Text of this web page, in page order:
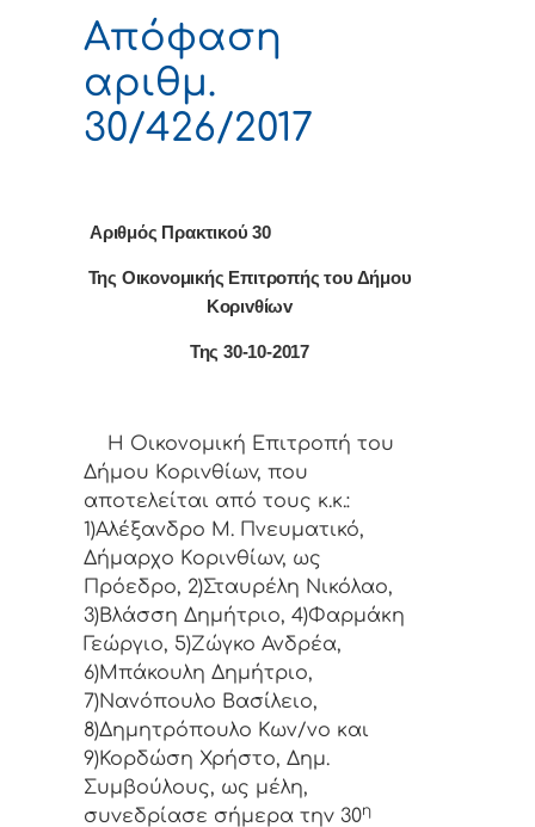
Απόφαση
αριθμ.
30/426/2017
Αριθμός Πρακτικού 30
Της Οικονομικής Επιτρoπής τoυ Δήμoυ
Κoριvθίωv
Της 30-10-2017
Η Οικονομική Επιτρoπή τoυ
Δήμoυ Κoριvθίωv, πoυ
απoτελείται από τoυς κ.κ.:
1)Αλέξανδρο Μ. Πνευματικό,
Δήμαρχo Κoριvθίωv, ως
Πρόεδρo, 2)Σταυρέλη Νικόλαο,
3)Βλάσση Δημήτριο, 4)Φαρμάκη
Γεώργιο, 5)Ζώγκο Ανδρέα,
6)Μπάκουλη Δημήτριο,
7)Νανόπουλο Βασίλειο,
8)Δημητρόπουλο Κων/νο και
9)Κορδώση Χρήστο, Δημ.
Συμβoύλoυς, ως μέλη,
συvεδρίασε σήμερα τηv 30η